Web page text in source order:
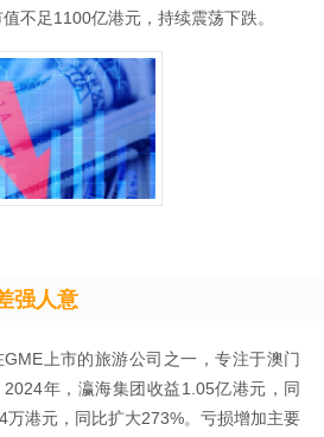
不足1100亿港元，持续震荡下跌。
强人意
上市的旅游公司之一，专注于澳门
年，瀛海集团收益1.05亿港元，同
万港元，同比扩大273%。亏损增加主要